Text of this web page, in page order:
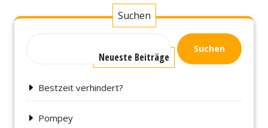
Beiträge
Suchen
Suchen
Neueste Beiträge
Bestzeit verhindert?
Pompey